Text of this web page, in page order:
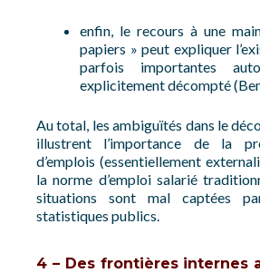
enfin, le recours à une
papiers » peut expliquer
parfois importantes
explicitement décompté
Au total, les ambiguïtés dans le
illustrent l’importance de la
d’emplois (essentiellement
la norme d’emploi salarié
situations sont mal captées
statistiques publics.
4 – Des frontières internes